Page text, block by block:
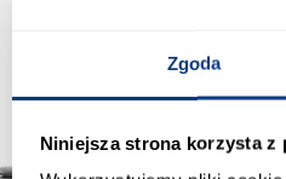
Zgoda
Niniejsza strona korzysta z
CZAS REALIZACJI OD